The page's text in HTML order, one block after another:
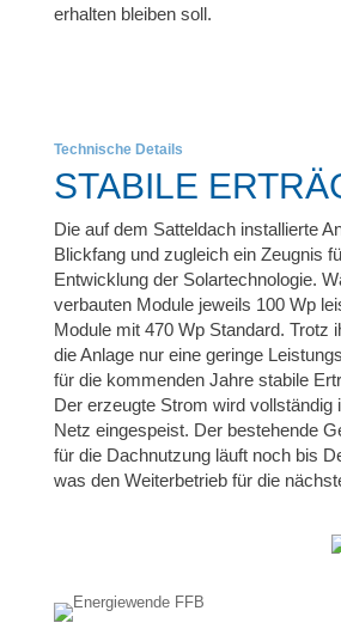
erhalten bleiben soll.
Technische Details
STABILE
Die auf dem Satteldach installierte
Blickfang und zugleich ein Zeugnis
Entwicklung der Solartechnologie.
verbauten Module jeweils 100 Wp
Module mit 470 Wp Standard. Trotz
die Anlage nur eine geringe
für die kommenden Jahre stabile
Der erzeugte Strom wird vollständig
Netz eingespeist. Der bestehende
für die Dachnutzung läuft noch bis
was den Weiterbetrieb für die